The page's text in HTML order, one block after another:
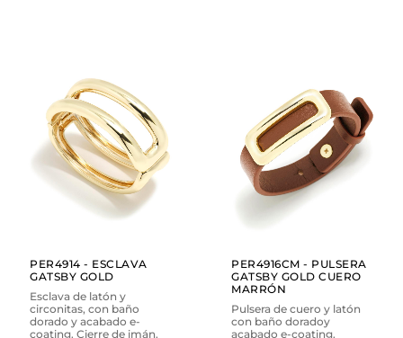
VER AÑADIR
PER4914 - ESCLAVA
GATSBY GOLD
Esclava de latón y
circonitas, con baño
dorado y acabado e-
coating. Cierre de imán.
VER AÑADIR
PER4916CM - PULSERA
GATSBY GOLD CUERO
MARRÓN
Pulsera de cuero y latón
con baño doradoy
acabado e-coating.